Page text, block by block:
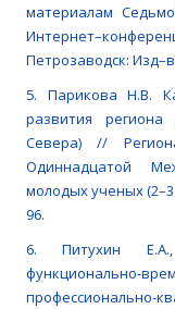
материалам
Петрозаводск:
5. Парикова Н.В.
развития
Севера) //
Одиннадцатой
молодых ученых (2–3
96.
6. Питухин
функционально-